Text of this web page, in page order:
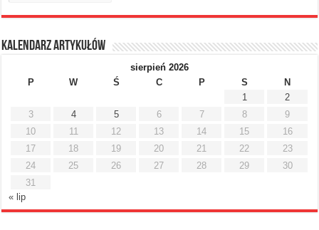
Kalendarz artykułów
sierpień 2026
P
W Ś C P S
N
1
2
3
4 5 6 7 8
9
10
11 12 13 14 15
16
17
18 19 20 21 22
23
24
25 26 27 28 29
30
31
« lip